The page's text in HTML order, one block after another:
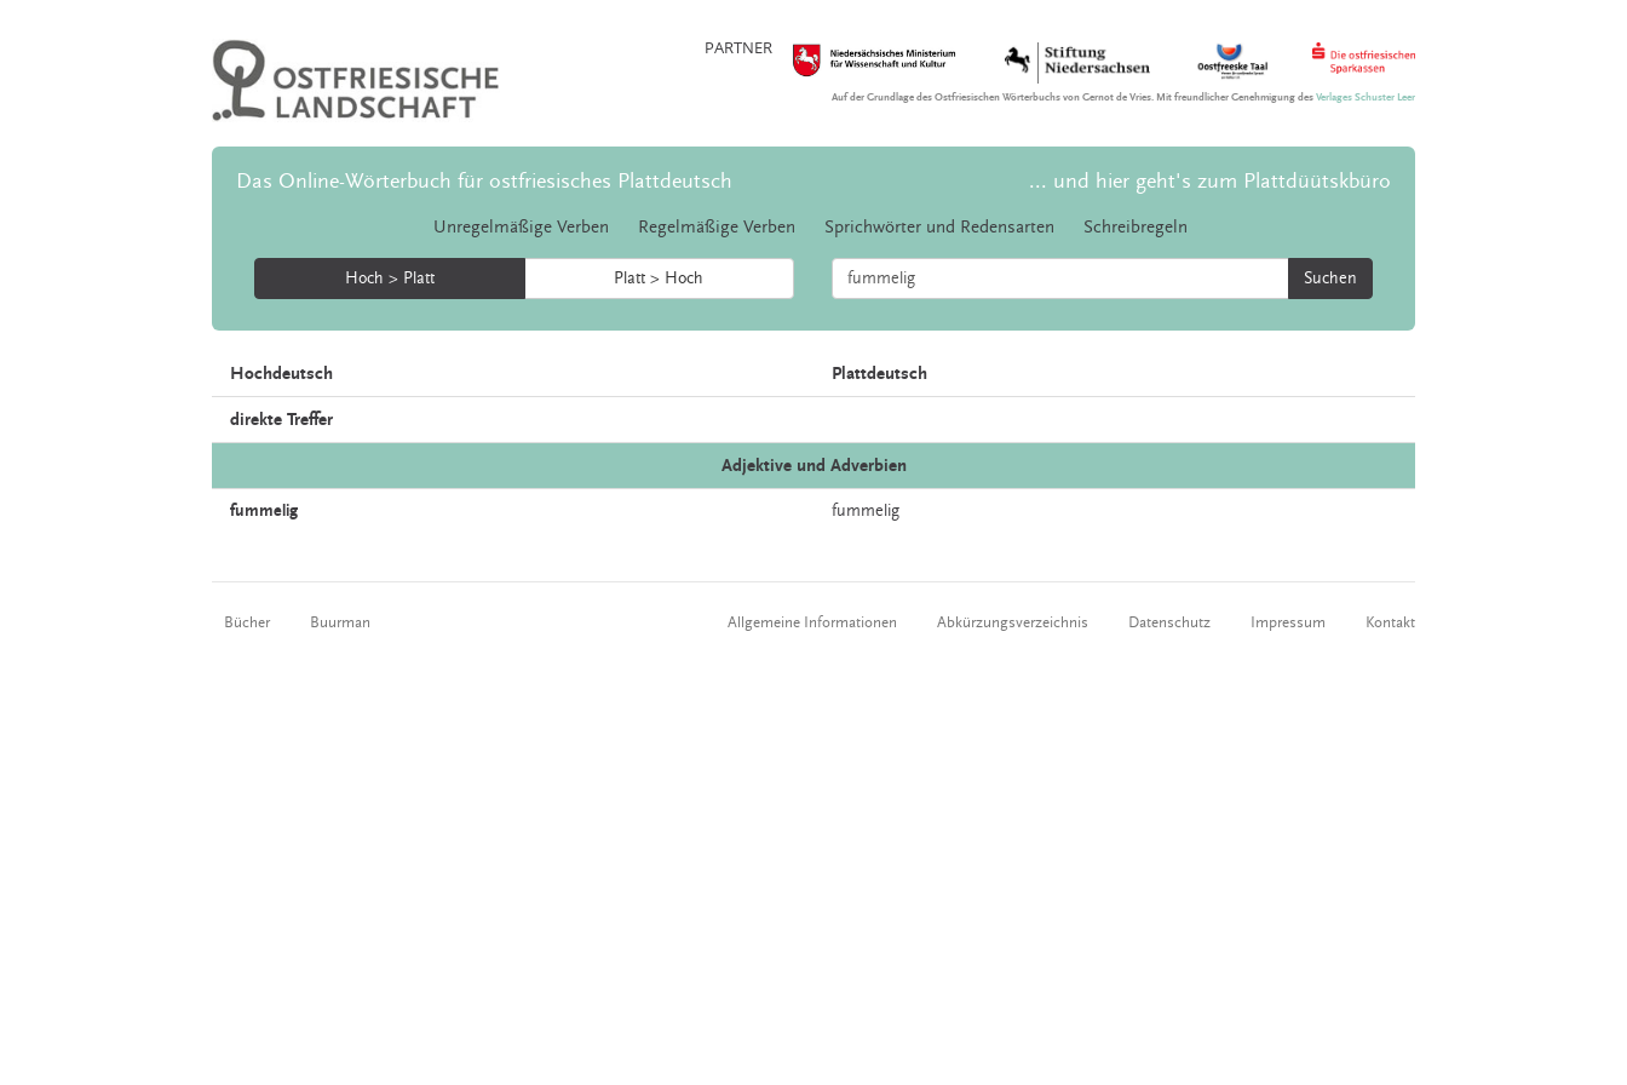
PARTNER
Auf der Grundlage des Ostfriesischen Wörterbuchs von Gernot de Vries. Mit freundlicher Genehmigung desVerlages Schuster Leer
Das Online-Wörterbuch für ostfriesisches Plattdeutsch ... und hier geht's zum Plattdüütskbüro
Unregelmäßige Verben Regelmäßige Verben Sprichwörter und Redensarten Schreibregeln
Hoch > Platt Platt > Hoch Suchen
Hochdeutsch Plattdeutsch
direkte Treffer
Adjektive und Adverbien
fummelig fummelig
Bücher Buurman Allgemeine Informationen Abkürzungsverzeichnis Datenschutz Impressum Kontakt